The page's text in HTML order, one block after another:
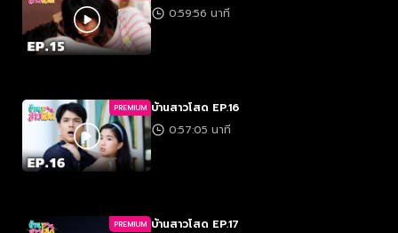
0:59:56 นาที
PREMIUM บ้านสาวโสด EP.16
0:57:05 นาที
PREMIUM บ้านสาวโสด EP.17